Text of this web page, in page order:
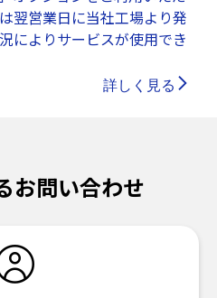
翌営業日に当社工場より発
によりサービスが使用でき
詳しく見る
お問い合わせ